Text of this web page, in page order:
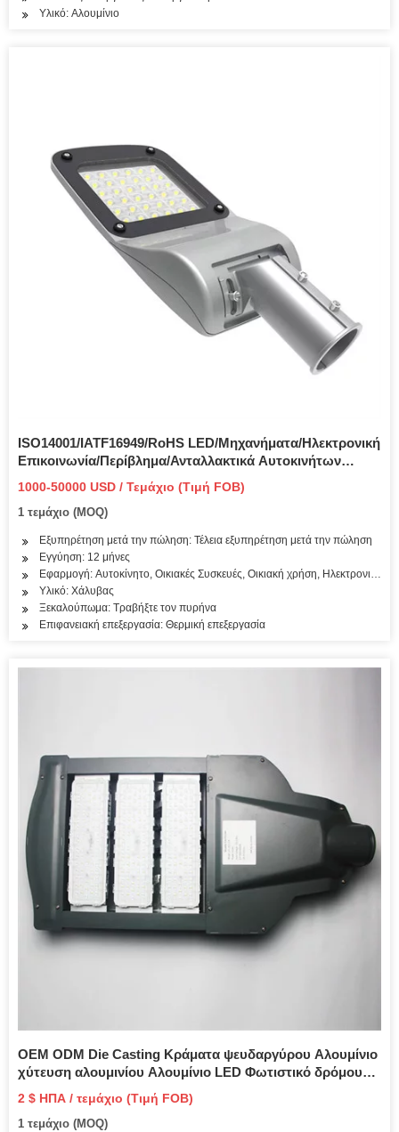
Υλικό: Αλουμίνιο
ISO14001/IATF16949/RoHS LED/Μηχανήματα/Ηλεκτρονική
Επικοινωνία/Περίβλημα/Ανταλλακτικά Αυτοκινήτων
Εργαλεία καλουπιού από χάλυβα Καλούπι ακριβείας
Καλούπι χυτού καλουπιού καλούπι χύτευσης αλουμινίου
1000-50000 USD / Τεμάχιο (Τιμή FOB)
1 τεμάχιο (MOQ)
Εξυπηρέτηση μετά την πώληση: Τέλεια εξυπηρέτηση μετά την πώληση
Εγγύηση: 12 μήνες
Εφαρμογή: Αυτοκίνητο, Οικιακές Συσκευές, Οικιακή χρήση, Ηλεκτρονικά,
Υλικό: Χάλυβας
Ξεκαλούπωμα: Τραβήξτε τον πυρήνα
Επιφανειακή επεξεργασία: Θερμική επεξεργασία
OEM ODM Die Casting Κράματα ψευδαργύρου Αλουμίνιο
χύτευση αλουμινίου Αλουμίνιο LED Φωτιστικό δρόμου
Διαδικασίες κατασκευής αλουμινίου
2 $ ΗΠΑ / τεμάχιο (Τιμή FOB)
1 τεμάχιο (MOQ)